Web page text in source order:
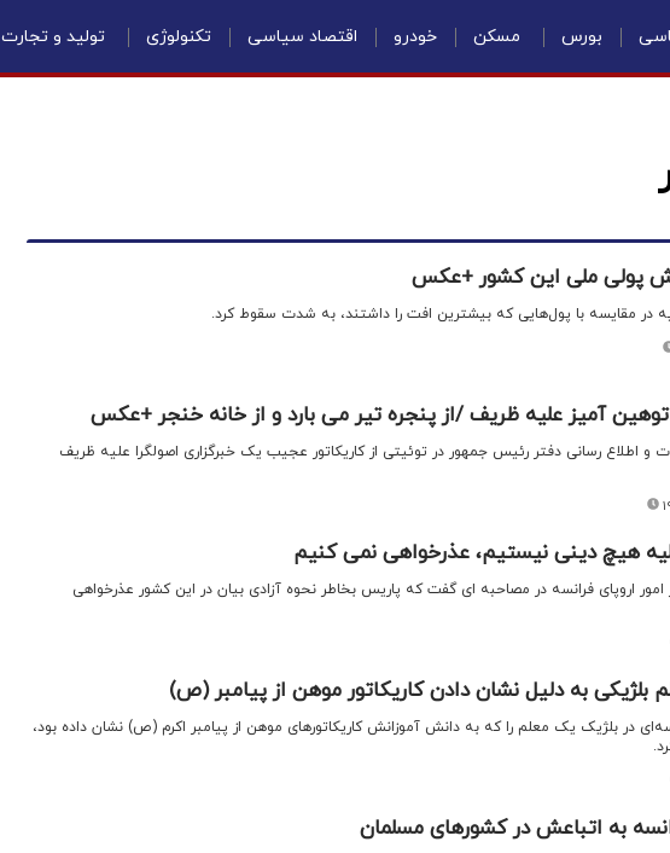
بورس مسکن خودرو اقتصاد سیاسی تکنولوژی تولید و تجارت
پولی ملی این کشور +عکس
در مقایسه با پول‌هایی که بیشترین افت را داشتند، به شدت سقوط کرد.
توهین آمیز علیه ظریف /از پنجره تیر می بارد و از خانه خنجر +عکس
و اطلاع رسانی دفتر رئیس جمهور در توئیتی از کاریکاتور عجیب یک خبرگزاری اصولگرا علیه ظریف
هیچ دینی نیستیم، عذرخواهی نمی کنیم
امور اروپای فرانسه در مصاحبه ای گفت که پاریس بخاطر نحوه آزادی بیان در این کشور عذرخواهی
بلژیکی به دلیل نشان دادن کاریکاتور موهن از پیامبر (ص)
در بلژیک یک معلم را که به دانش آموزانش کاریکاتورهای موهن از پیامبر اکرم (ص) نشان داده بود،
به اتباعش در کشورهای مسلمان